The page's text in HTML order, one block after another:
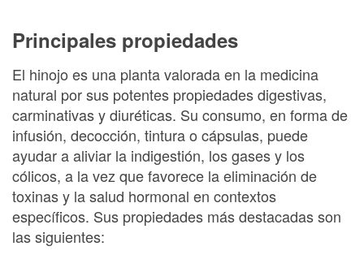
Principales propiedades
El hinojo es una planta valorada en la medicina
natural por sus potentes propiedades digestivas,
carminativas y diuréticas. Su consumo, en forma de
infusión, decocción, tintura o cápsulas, puede
ayudar a aliviar la indigestión, los gases y los
cólicos, a la vez que favorece la eliminación de
toxinas y la salud hormonal en contextos
específicos. Sus propiedades más destacadas son
las siguientes: